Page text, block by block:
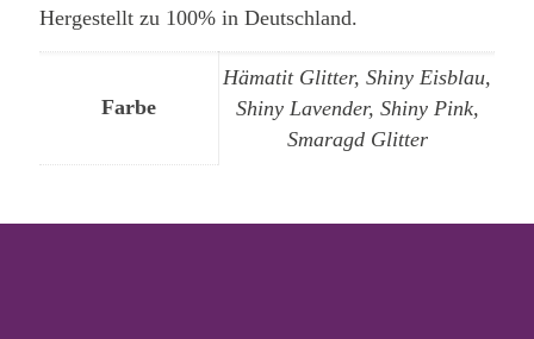
Hergestellt zu 100% in Deutschland.
Farbe
Hämatit Glitter, Shiny Eisblau,
Shiny Lavender, Shiny Pink,
Smaragd Glitter